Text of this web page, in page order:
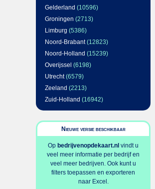
Gelderland (10596)
Groningen (2713)
Limburg (5386)
Noord-Brabant(12823)
Noord-Holland (15239)
Overijssel (6198)
Utrecht(6579)
Zeeland (2213)
Zuid-Holland (16942)
Nieuwe versie beschikbaar
Op bedrijvenopdekaart.nl vindt u
veel meer informatie per bedrijf en
veel meer bedrijven. Ook kunt u
filters toepassen en exporteren
naar Excel.